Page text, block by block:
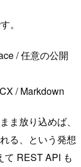
。
/ 任意の公開
/ Markdown
ま放り込めば、
る、という発想
て REST API も